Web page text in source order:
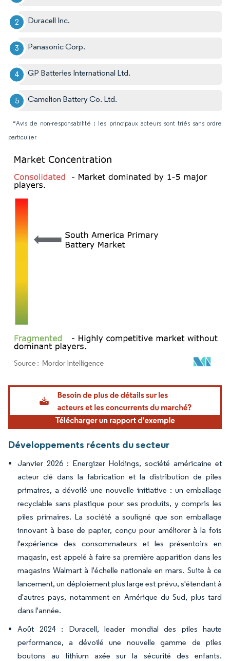
Duracell Inc.
Panasonic Corp.
GP Batteries International Ltd.
Camelion Battery Co. Ltd.
*Avis de non-responsabilité : les principaux acteurs sont triés sans ordre
particulier
Image © Mordor Intelligence. La réutilisation nécessite une attribution sous CC BY
Développements récents du secteur
Janvier 2026 : Energizer Holdings, société américaine et
acteur clé dans la fabrication et la distribution de piles
primaires, a dévoilé une nouvelle initiative : un emballage
recyclable sans plastique pour ses produits, y compris les
piles primaires. La société a souligné que son emballage
innovant à base de papier, conçu pour améliorer à la fois
l'expérience des consommateurs et les présentoirs en
magasin, est appelé à faire sa première apparition dans les
magasins Walmart à l'échelle nationale en mars. Suite à ce
lancement, un déploiement plus large est prévu, s'étendant à
d'autres pays, notamment en Amérique du Sud, plus tard
dans l'année.
Août 2024 : Duracell, leader mondial des piles haute
performance, a dévoilé une nouvelle gamme de piles
boutons au lithium axée sur la sécurité des enfants.